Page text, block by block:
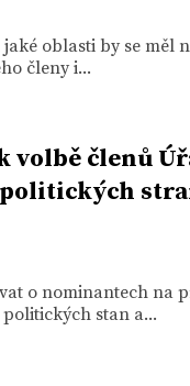
oblasti by se měl
členy i...
volbě členů
o nominantech na
stan a...